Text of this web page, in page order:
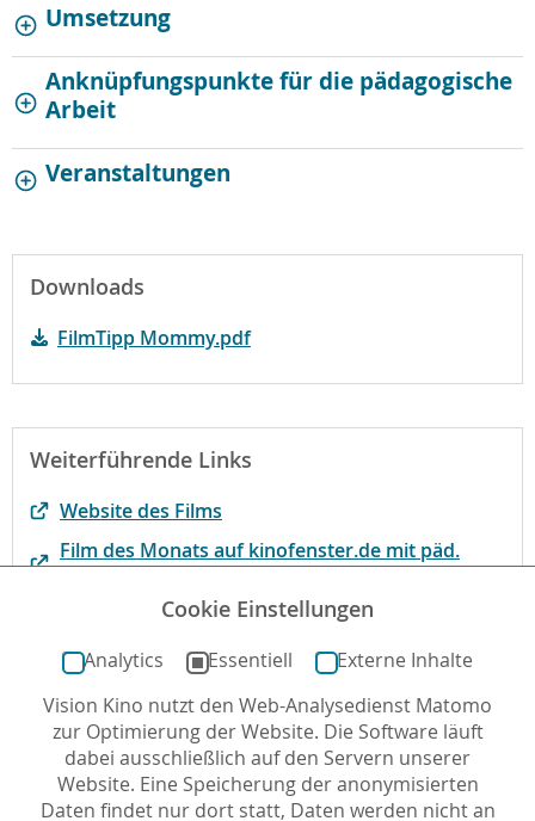
Umsetzung
Anknüpfungspunkte für die pädagogische
Arbeit
Veranstaltungen
Downloads
FilmTipp Mommy.pdf
Weiterführende Links
Website des Films
Film des Monats auf kinofenster.de mit päd.
Ergänzungsprogramm der fwu
Autor*in: Kirsten Taylor , 09.10.2014 , letzte
Aktualisierung: 09.01.2019
Cookie Einstellungen
Analytics Essentiell
Externe Inhalte
Vision Kino nutzt den Web-Analysedienst Matomo
zur Optimierung der Website. Die Software läuft
dabei ausschließlich auf den Servern unserer
Website. Eine Speicherung der anonymisierten
Daten findet nur dort statt, Daten werden nicht an